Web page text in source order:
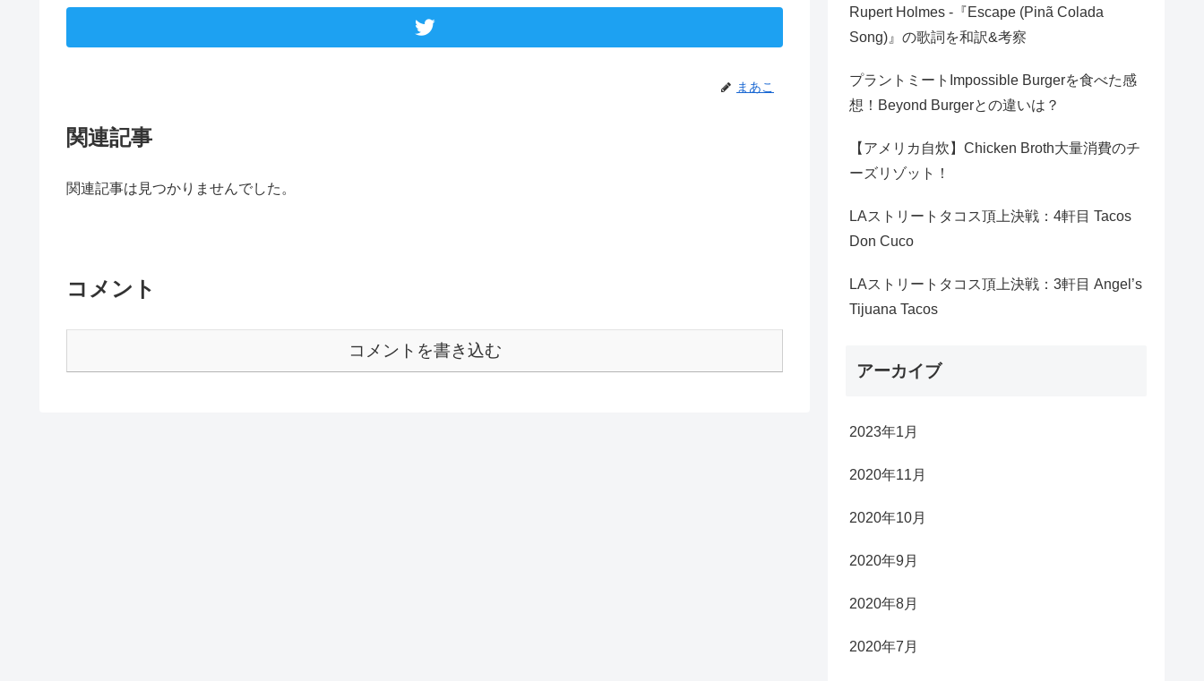
まあこ
関連記事
関連記事は見つかりませんでした。
コメント
コメントを書き込む
Rupert Holmes -『Escape (Pinã Colada
Song)』の歌詞を和訳&考察
プラントミートImpossible Burgerを食べた感
想！Beyond Burgerとの違いは？
【アメリカ自炊】Chicken Broth大量消費のチ
ーズリゾット！
LAストリートタコス頂上決戦：4軒目 Tacos
Don Cuco
LAストリートタコス頂上決戦：3軒目 Angel’s
Tijuana Tacos
アーカイブ
2023年1月
2020年11月
2020年10月
2020年9月
2020年8月
2020年7月